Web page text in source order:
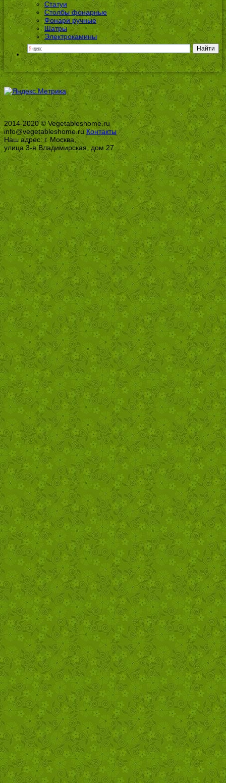
Статуи
Столбы фонарные
Фонари ручные
Шатры
Электрокамины
2014-2020 © Vegetableshome.ru
info@vegetableshome.ruКонтакты
Наш адрес: г. Москва,
улица 3-я Владимирская, дом 27